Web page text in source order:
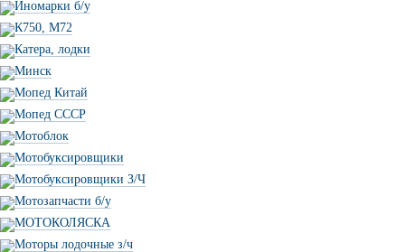
Иномарки б/у
К750, М72
Катера, лодки
Минск
Мопед Китай
Мопед СССР
Мотоблок
Мотобуксировщики
Мотобуксировщики З/Ч
Мотозапчасти б/у
МОТОКОЛЯСКА
Моторы лодочные з/ч